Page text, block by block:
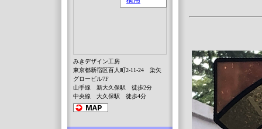
みきデザイン工房
東京都新宿区百人町2-11-24 染矢
グロービル7F
山手線 新大久保駅 徒歩2分
中央線 大久保駅 徒歩4分